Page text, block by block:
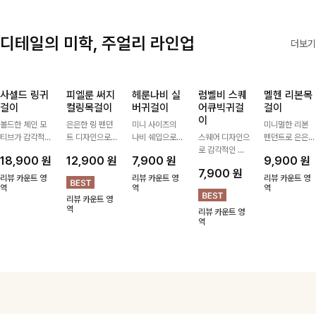
디테일의 미학, 주얼리 라인업 더보기
사셀드 링귀
걸이
볼드한 체인 모
티브가 감각적인
는 귀걸이- 심플
하면서도 존재감
있는 디자인으로
18,900 원
리뷰 카운트 영
역
피엘룬 써지
컬링목걸이
은은한 링 펜던
트 디자인으로
써지컬스틸 소재
로 변색 걱정 없
이 데일리로 착
용하기 좋아요-
12,900 원
리뷰 카운트 영
역
헤룬나비 실
버귀걸이
미니 사이즈의
나비 쉐입으로
내어줄 이어링,
과하지 않은 포
인트가 되어줘
7,900원
리뷰 카운트 영
역
럼벨비 스퀘
어큐빅귀걸
이
스퀘어 디자인으
로 감각적인 무
안에 큐빅을 담
아 더욱 고급스
럽게 연출되는
귀걸이에요~!
7,900 원
리뷰 카운트 영
역
멜헨 리본목
걸이
미니멀한 리본
펜던트로 은은한
는 목걸이예요.
골드, 실버 컬러
로 구성돼 어떤
9,900원
리뷰 카운트 영
역